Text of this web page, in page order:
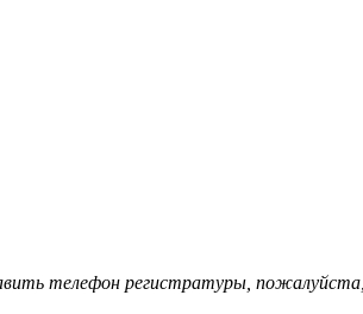
телефон регистратуры,